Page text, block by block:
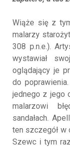
Wiąże się z
malarzy
308 p.n.e.).
wystawiał
oglądający je
do
jednego z jego
malarzowi
sandałach.
ten szczegół w
Szewc i tym